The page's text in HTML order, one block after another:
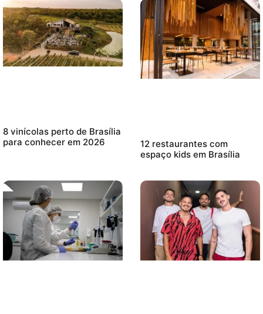
8 vinícolas perto de Brasília
para conhecer em 2026
12 restaurantes com
espaço kids em Brasília